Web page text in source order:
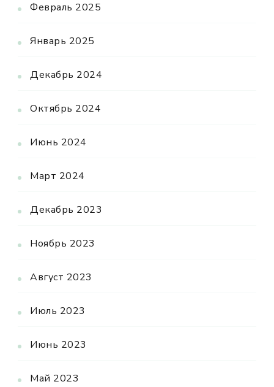
Февраль 2025
Январь 2025
Декабрь 2024
Октябрь 2024
Июнь 2024
Март 2024
Декабрь 2023
Ноябрь 2023
Август 2023
Июль 2023
Июнь 2023
Май 2023